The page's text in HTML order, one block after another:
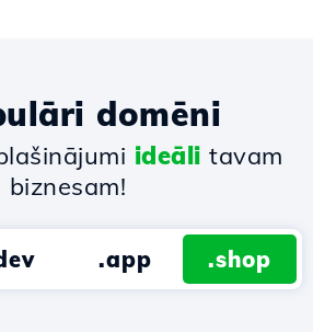
domēni
ideāli tavam
biznesam!
.app .shop